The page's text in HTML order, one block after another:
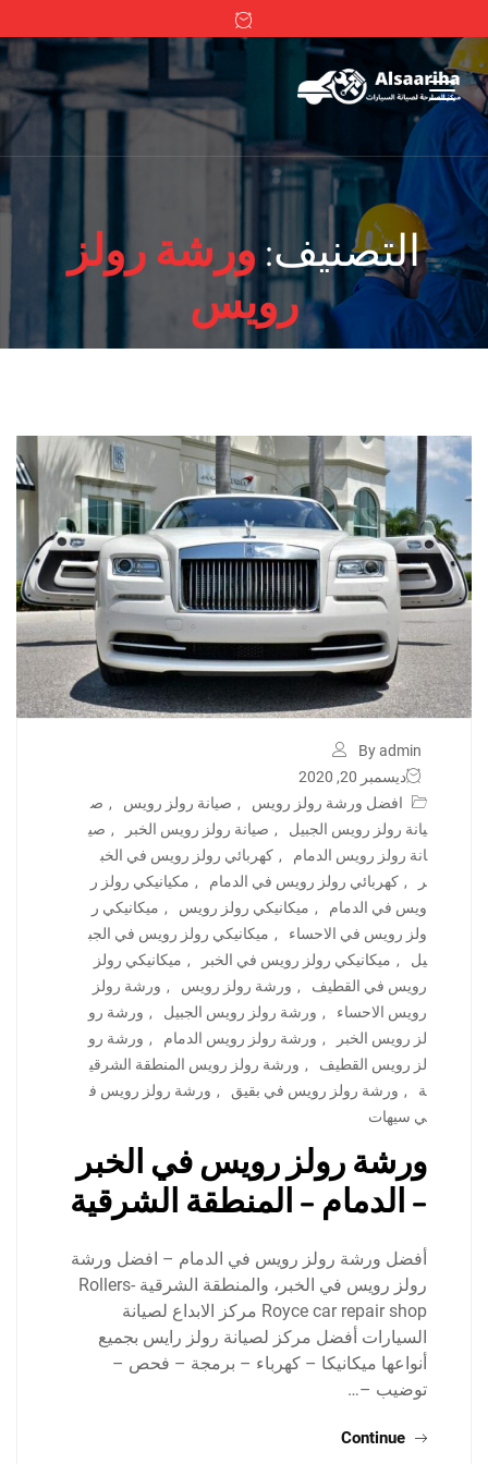
التصنيف: ورشة رولز
رويس
By admin
ديسمبر 20, 2020
افضل ورشة رولز رويس
, صيانة رولز رويس , ص
يانة رولز رويس الجبيل
, صيانة رولز رويس الخبر , صي
انة رولز رويس الدمام
, كهربائي رولز رويس في الخب
ر
, كهربائي رولز رويس في الدمام , مكيانيكي رولز ر
ويس في الدمام
, ميكانيكي رولز رويس , ميكانيكي ر
ولز رويس في الاحساء
, ميكانيكي رولز رويس في الجب
يل
, ميكانيكي رولز رويس في الخبر , ميكانيكي رولز
رويس في القطيف
, ورشة رولز رويس , ورشة رولز
رويس الاحساء
, ورشة رولز رويس الجبيل , ورشة رو
لز رويس الخبر
, ورشة رولز رويس الدمام , ورشة رو
لز رويس القطيف
, ورشة رولز رويس المنطقة الشرقي
ة
, ورشة رولز رويس في بقيق , ورشة رولز رويس ف
ي سيهات
ورشة رولز رويس في الخبر
– الدمام – المنطقة الشرقية
أفضل ورشة رولز رويس في الدمام – افضل ورشة
رولز رويس في الخبر، والمنطقة الشرقية Rollers-
Royce car repair shop مركز الابداع لصيانة
السيارات أفضل مركز لصيانة رولز رايس بجميع
أنواعها ميكانيكا – كهرباء – برمجة – فحص –
توضيب –…
Continue